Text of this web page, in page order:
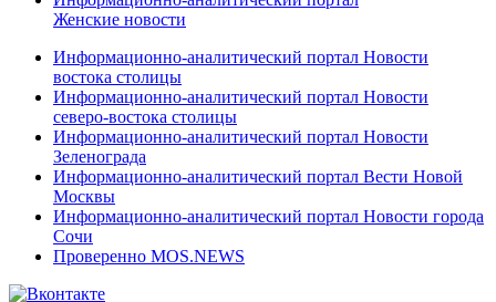
Женские новости
Информационно-аналитический портал Новости
востока столицы
Информационно-аналитический портал Новости
северо-востока столицы
Информационно-аналитический портал Новости
Зеленограда
Информационно-аналитический портал Вести Новой
Москвы
Информационно-аналитический портал Новости города
Сочи
Проверенно MOS.NEWS